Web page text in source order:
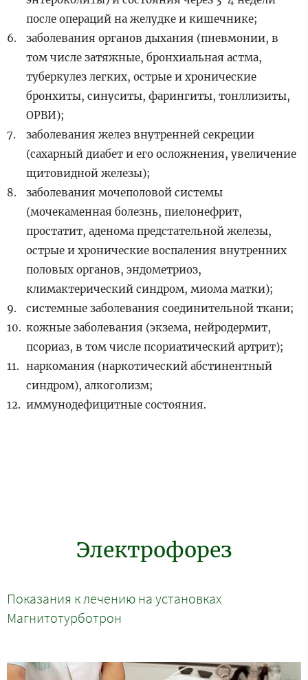
после операций на желудке и кишечнике;
заболевания органов дыхания (пневмонии, в
том числе затяжные, бронхиальная астма,
туберкулез легких, острые и хронические
бронхиты, синуситы, фарингиты, тонллизиты,
ОРВИ);
заболевания желез внутренней секреции
(сахарный диабет и его осложнения, увеличение
щитовидной железы);
заболевания мочеполовой системы
(мочекаменная болезнь, пиелонефрит,
простатит, аденома предстательной железы,
острые и хронические воспаления внутренних
половых органов, эндометриоз,
климактерический синдром, миома матки);
системные заболевания соединительной ткани;
кожные заболевания (экзема, нейродермит,
псориаз, в том числе псориатический артрит);
наркомания (наркотический абстинентный
синдром), алкоголизм;
иммунодефицитные состояния.
Электрофорез
Показания к лечению на установках
Магнитотурботрон